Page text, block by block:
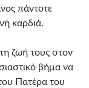
πάντοτε
καρδιά.
ζωή τους στον
βήμα να
Πατέρα του